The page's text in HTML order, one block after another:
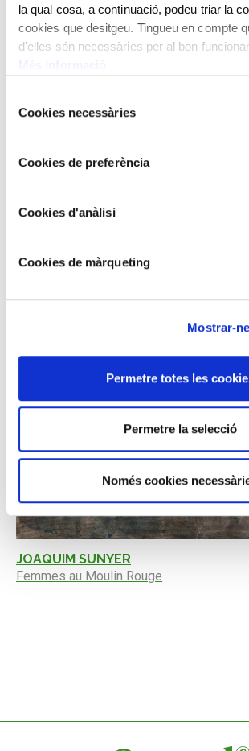
la qual cosa, a continuació, podeu triar la
cookies que desitgeu. Tingueu en compte
d'elles són necessàries per al bon
deCookies necessàries
Cookies de preferència
Cookies d'anàlisi
Cookies de màrqueting
Mostrar-
Permetre totes les
Permetre la selecció
Només cookies
JOAQUIM SUNYER
Merceditas
JOAQUIM SUNYER
Femmes au Moulin Rouge